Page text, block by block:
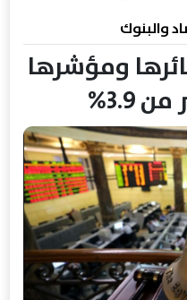
والبنوك
ومؤشرها